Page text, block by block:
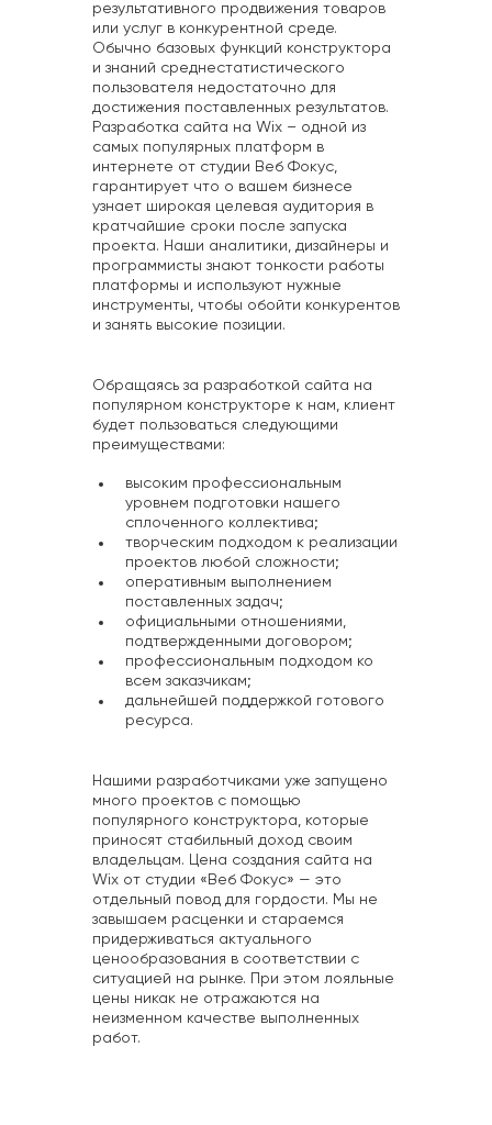
результативного продвижения товаров
или услуг в конкурентной среде.
Обычно базовых функций конструктора
и знаний среднестатистического
пользователя недостаточно для
достижения поставленных результатов.
Разработка сайта на Wix – одной из
самых популярных платформ в
интернете от студии Веб Фокус,
гарантирует что о вашем бизнесе
узнает широкая целевая аудитория в
кратчайшие сроки после запуска
проекта. Наши аналитики, дизайнеры и
программисты знают тонкости работы
платформы и используют нужные
инструменты, чтобы обойти конкурентов
и занять высокие позиции.
Обращаясь за разработкой сайта на
популярном конструкторе к нам, клиент
будет пользоваться следующими
преимуществами:
высоким профессиональным
уровнем подготовки нашего
сплоченного коллектива;
творческим подходом к реализации
проектов любой сложности;
оперативным выполнением
поставленных задач;
официальными отношениями,
подтвержденными договором;
профессиональным подходом ко
всем заказчикам;
дальнейшей поддержкой готового
ресурса.
Нашими разработчиками уже запущено
много проектов с помощью
популярного конструктора, которые
приносят стабильный доход своим
владельцам. Цена создания сайта на
Wix от студии «Веб Фокус» — это
отдельный повод для гордости. Мы не
завышаем расценки и стараемся
придерживаться актуального
ценообразования в соответствии с
ситуацией на рынке. При этом лояльные
цены никак не отражаются на
неизменном качестве выполненных
работ.